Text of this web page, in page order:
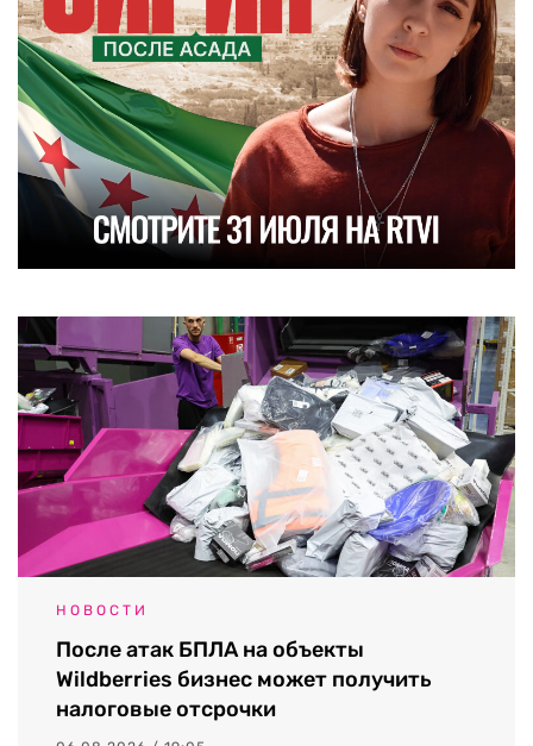
НОВОСТИ
После атак БПЛА на объекты
Wildberries бизнес может получить
налоговые отсрочки